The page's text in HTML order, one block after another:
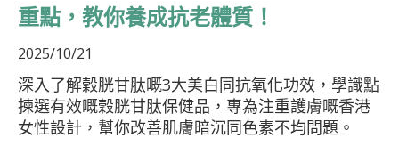
重點，教你養成抗老體質！
2025/10/21
深入了解穀胱甘肽嘅3大美白同抗氧化功效，學識點
揀選有效嘅穀胱甘肽保健品，專為注重護膚嘅香港
女性設計，幫你改善肌膚暗沉同色素不均問題。